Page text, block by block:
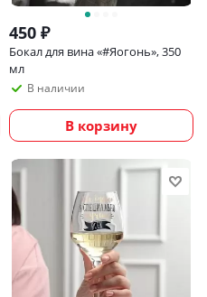
450 ₽
Бокал для вина «#Яогонь», 350
мл
В наличии
В корзину